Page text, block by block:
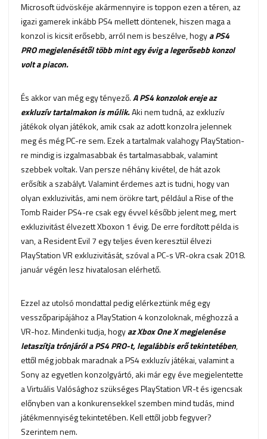
Microsoft üdvöskéje akármennyire is toppon ezen a téren, az
igazi gamerek inkább PS4 mellett döntenek, hiszen maga a
konzol is kicsit erősebb, arról nem is beszélve, hogya PS4
PRO megjelenésétől több mint egy évig a legerősebb konzol
volt a piacon.
És akkor van még egy tényező.A PS4 konzolok ereje az
exkluzív tartalmakon is múlik.Aki nem tudná, az exkluzív
játékok olyan játékok, amik csak az adott konzolra jelennek
meg és még PC-re sem. Ezek a tartalmak valahogy PlayStation-
re mindig is izgalmasabbak és tartalmasabbak, valamint
szebbek voltak. Van persze néhány kivétel, de hát azok
erősítik a szabályt. Valamint érdemes azt is tudni, hogy van
olyan exkluzivitás, ami nem örökre tart, például a Rise of the
Tomb Raider PS4-re csak egy évvel később jelent meg, mert
exkluzivitást élvezett Xboxon 1 évig. De erre fordított példa is
van, a Resident Evil 7 egy teljes éven keresztül élvezi
PlayStation VR exkluzivitását, szóval a PC-s VR-okra csak 2018.
január végén lesz hivatalosan elérhető.
Ezzel az utolsó mondattal pedig elérkeztünk még egy
vesszőparipájához a PlayStation 4 konzoloknak, méghozzá a
VR-hoz. Mindenki tudja, hogyaz Xbox One X megjelenése
letaszítja trónjáról a PS4 PRO-t, legalábbis erő tekintetében,
ettől még jobbak maradnak a PS4 exkluzív játékai, valamint a
Sony az egyetlen konzolgyártó, aki már egy éve megjelentette
a Virtuális Valósághoz szükséges PlayStation VR-t és igencsak
előnyben van a konkurensekkel szemben mind tudás, mind
játékmennyiség tekintetében. Kell ettől jobb fegyver?
Szerintem nem.